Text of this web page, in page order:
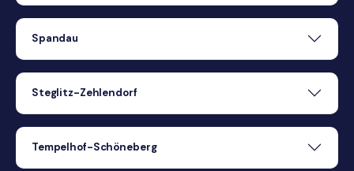
Spandau
Steglitz-Zehlendorf
Tempelhof-Schöneberg